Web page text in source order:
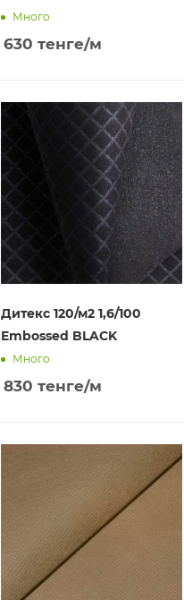
Много
630 тенге/м
Дитекс 120/м2 1,6/100
Embossed BLACK
Много
830 тенге/м